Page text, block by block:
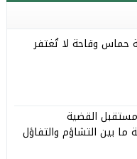
حماس وقاحة لا تُغتفر
القضية
ما بين التشاؤم والتفاؤل